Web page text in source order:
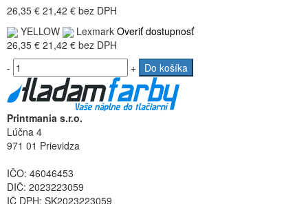
26,35 € 21,42 € bez DPH
YELLOW
Lexmark Overiť dostupnosť
26,35 € 21,42 € bez DPH
-
+ Do košíka
Printmania s.r.o.
Lúčna 4
971 01 Prievidza
IČO: 46046453
DIČ: 2023223059
IČ DPH: SK2023223059